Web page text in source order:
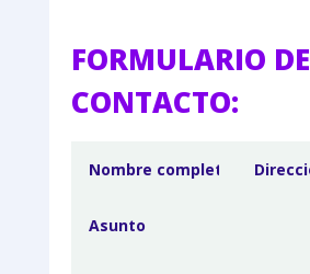
FORMULARIO DE
CONTACTO: